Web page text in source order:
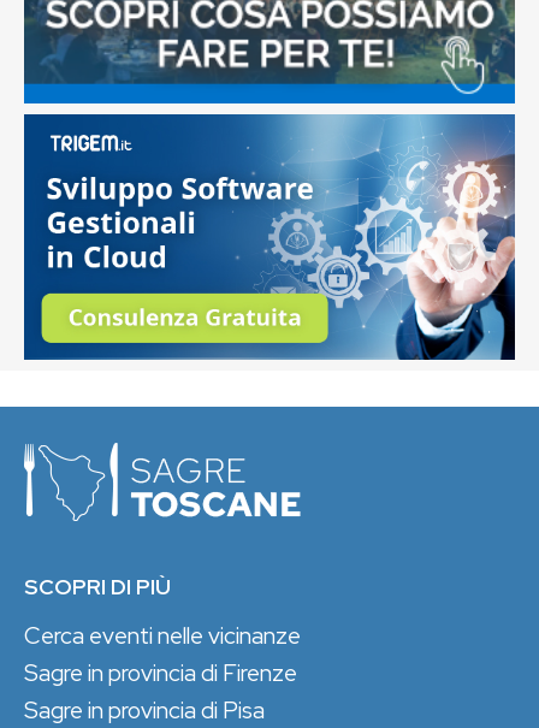
SCOPRI DI PIÙ
Cerca eventi nelle vicinanze
Sagre in provincia di Firenze
Sagre in provincia di Pisa